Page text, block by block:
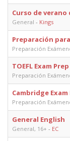
Curso de
General - Kings
Preparación para
Preparación
TOEFL Exam Prep
Preparación
Cambridge Exam
Preparación
General English
General, 16+ - EC